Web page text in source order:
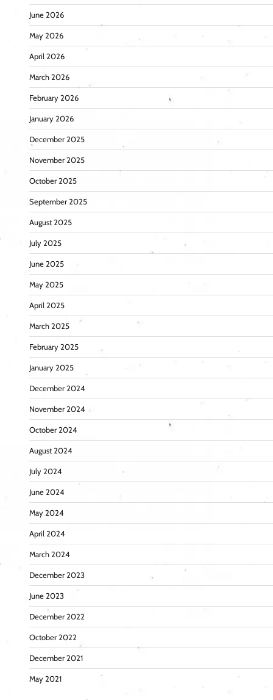
June 2026
May 2026
April 2026
March 2026
February 2026
January 2026
December 2025
November 2025
October 2025
September 2025
August 2025
July 2025
June 2025
May 2025
April 2025
March 2025
February 2025
January 2025
December 2024
November 2024
October 2024
August 2024
July 2024
June 2024
May 2024
April 2024
March 2024
December 2023
June 2023
December 2022
October 2022
December 2021
May 2021